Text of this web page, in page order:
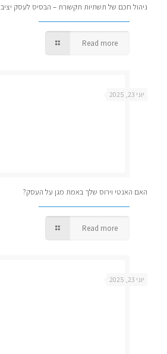
ניהול חכם של תשתיות תקשורת – הבסיס לעסק יציב
Read more
יוני 23, 2025
האם האנטי וירוס שלך באמת מגן על העסק?
Read more
יוני 23, 2025